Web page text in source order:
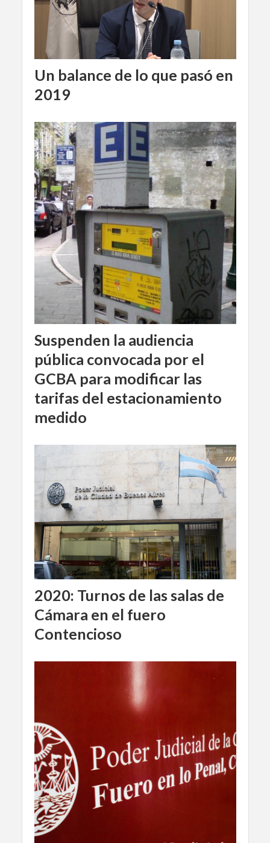
Un balance de lo que pasó en
2019
Suspenden la audiencia
pública convocada por el
GCBA para modificar las
tarifas del estacionamiento
medido
2020: Turnos de las salas de
Cámara en el fuero
Contencioso